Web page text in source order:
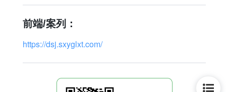
前端/案列：
https://dsj.sxyglxt.com/